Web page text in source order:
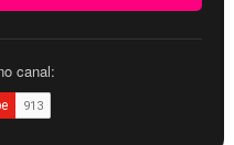
canal: